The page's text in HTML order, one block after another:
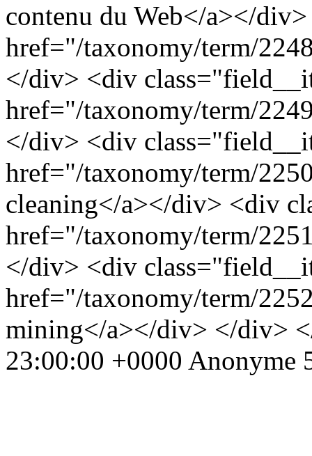
contenu du Web</a></
href="/taxonomy/term/
</div> <div
href="/taxonomy/term/
</div> <div
href="/taxonomy/term/
cleaning</a></div> <div
href="/taxonomy/term/
</div> <div
href="/taxonomy/term/
mining</a></div> </div>
23:00:00 +0000 Anonyme